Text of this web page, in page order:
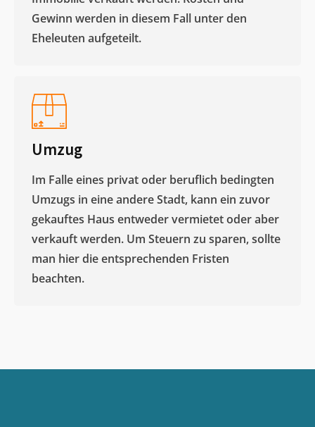
Gewinn werden in diesem Fall unter den
Eheleuten aufgeteilt.​
Umzug
Im Falle eines privat oder beruflich bedingten
Umzugs in eine andere Stadt, kann ein zuvor
gekauftes Haus entweder vermietet oder aber
verkauft werden. Um Steuern zu sparen, sollte
man hier die entsprechenden Fristen
beachten.